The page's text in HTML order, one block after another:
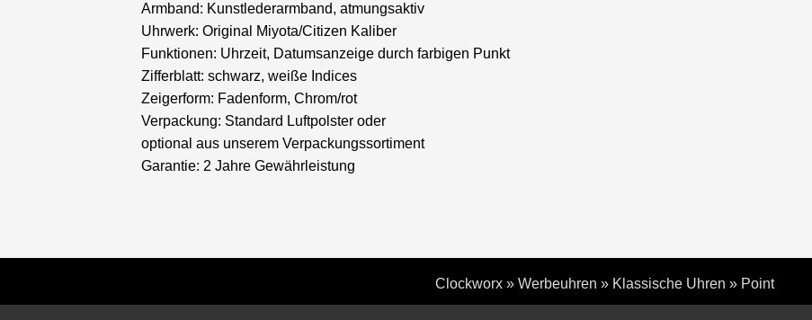
Armband: Kunstlederarmband, atmungsaktiv
Uhrwerk: Original Miyota/Citizen Kaliber
Funktionen: Uhrzeit, Datumsanzeige durch farbigen Punkt
Zifferblatt: schwarz, weiße Indices
Zeigerform: Fadenform, Chrom/rot
Verpackung: Standard Luftpolster oder
optional aus unserem Verpackungssortiment
Garantie: 2 Jahre Gewährleistung
Clockworx» Werbeuhren » Klassische Uhren » Point